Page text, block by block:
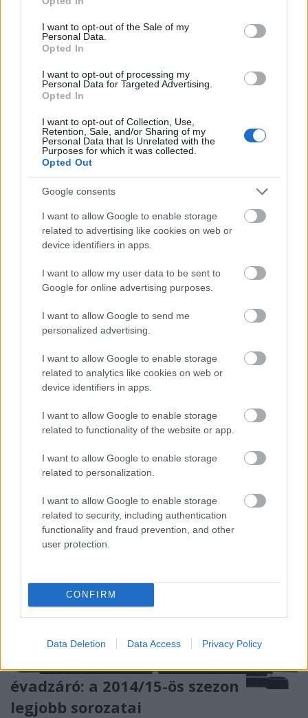
use your data for below specified purposes in below Google
consent section.
I want to opt-out of the Sale of my
Personal Data.
Opted In
I want to opt-out of processing my
Personal Data for Targeted Advertising.
Opted In
I want to opt-out of Collection, Use,
Retention, Sale, and/or Sharing of my
Personal Data that Is Unrelated with the
Purposes for which it was collected.
Opted Out
Google consents
I want to allow Google to enable storage
related to advertising like cookies on web or
device identifiers in apps.
I want to allow my user data to be sent to
Google for online advertising purposes.
I want to allow Google to send me
personalized advertising.
I want to allow Google to enable storage
related to analytics like cookies on web or
device identifiers in apps.
I want to allow Google to enable storage
related to functionality of the website or app.
I want to allow Google to enable storage
related to personalization.
I want to allow Google to enable storage
related to security, including authentication
functionality and fraud prevention, and other
user protection.
CONFIRM
Data Deletion Data Access Privacy Policy
Affleck zseni és nemnormális A könyvelő
előzetesében.
díjszezon 2015: a színészek díjai
Németh Barna•2016. január 31.
Aki olvasta a tegnapi, a vágók díjaihoz írt kis
eszmefuttatásomat, az most kicsit fellélegezhet,
maradt még izgalom ebben a díjszezonban...
legalábbis egy hétig még biztosan, amikor majd a
rendezők nyilvánítanak véleményt. No de a lényeg, a
legnagyobb, több mint 150.000 tagot számláló
évadzáró: a 2014/15-ös szezon
legjobb sorozatai